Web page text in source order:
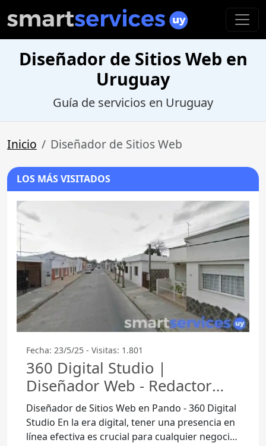
Diseñador de Sitios Web en
Uruguay
Guía de servicios en Uruguay
Inicio Diseñador de Sitios Web
LOS MÁS VISITADOS
Fecha: 23/5/25 - Visitas: 1.801
360 Digital Studio |
Diseñador Web - Redactor
Seo - Social Media - Pando
Diseñador de Sitios Web en Pando - 360 Digital
Studio En la era digital, tener una presencia en
línea efectiva es crucial para cualquier negocio.